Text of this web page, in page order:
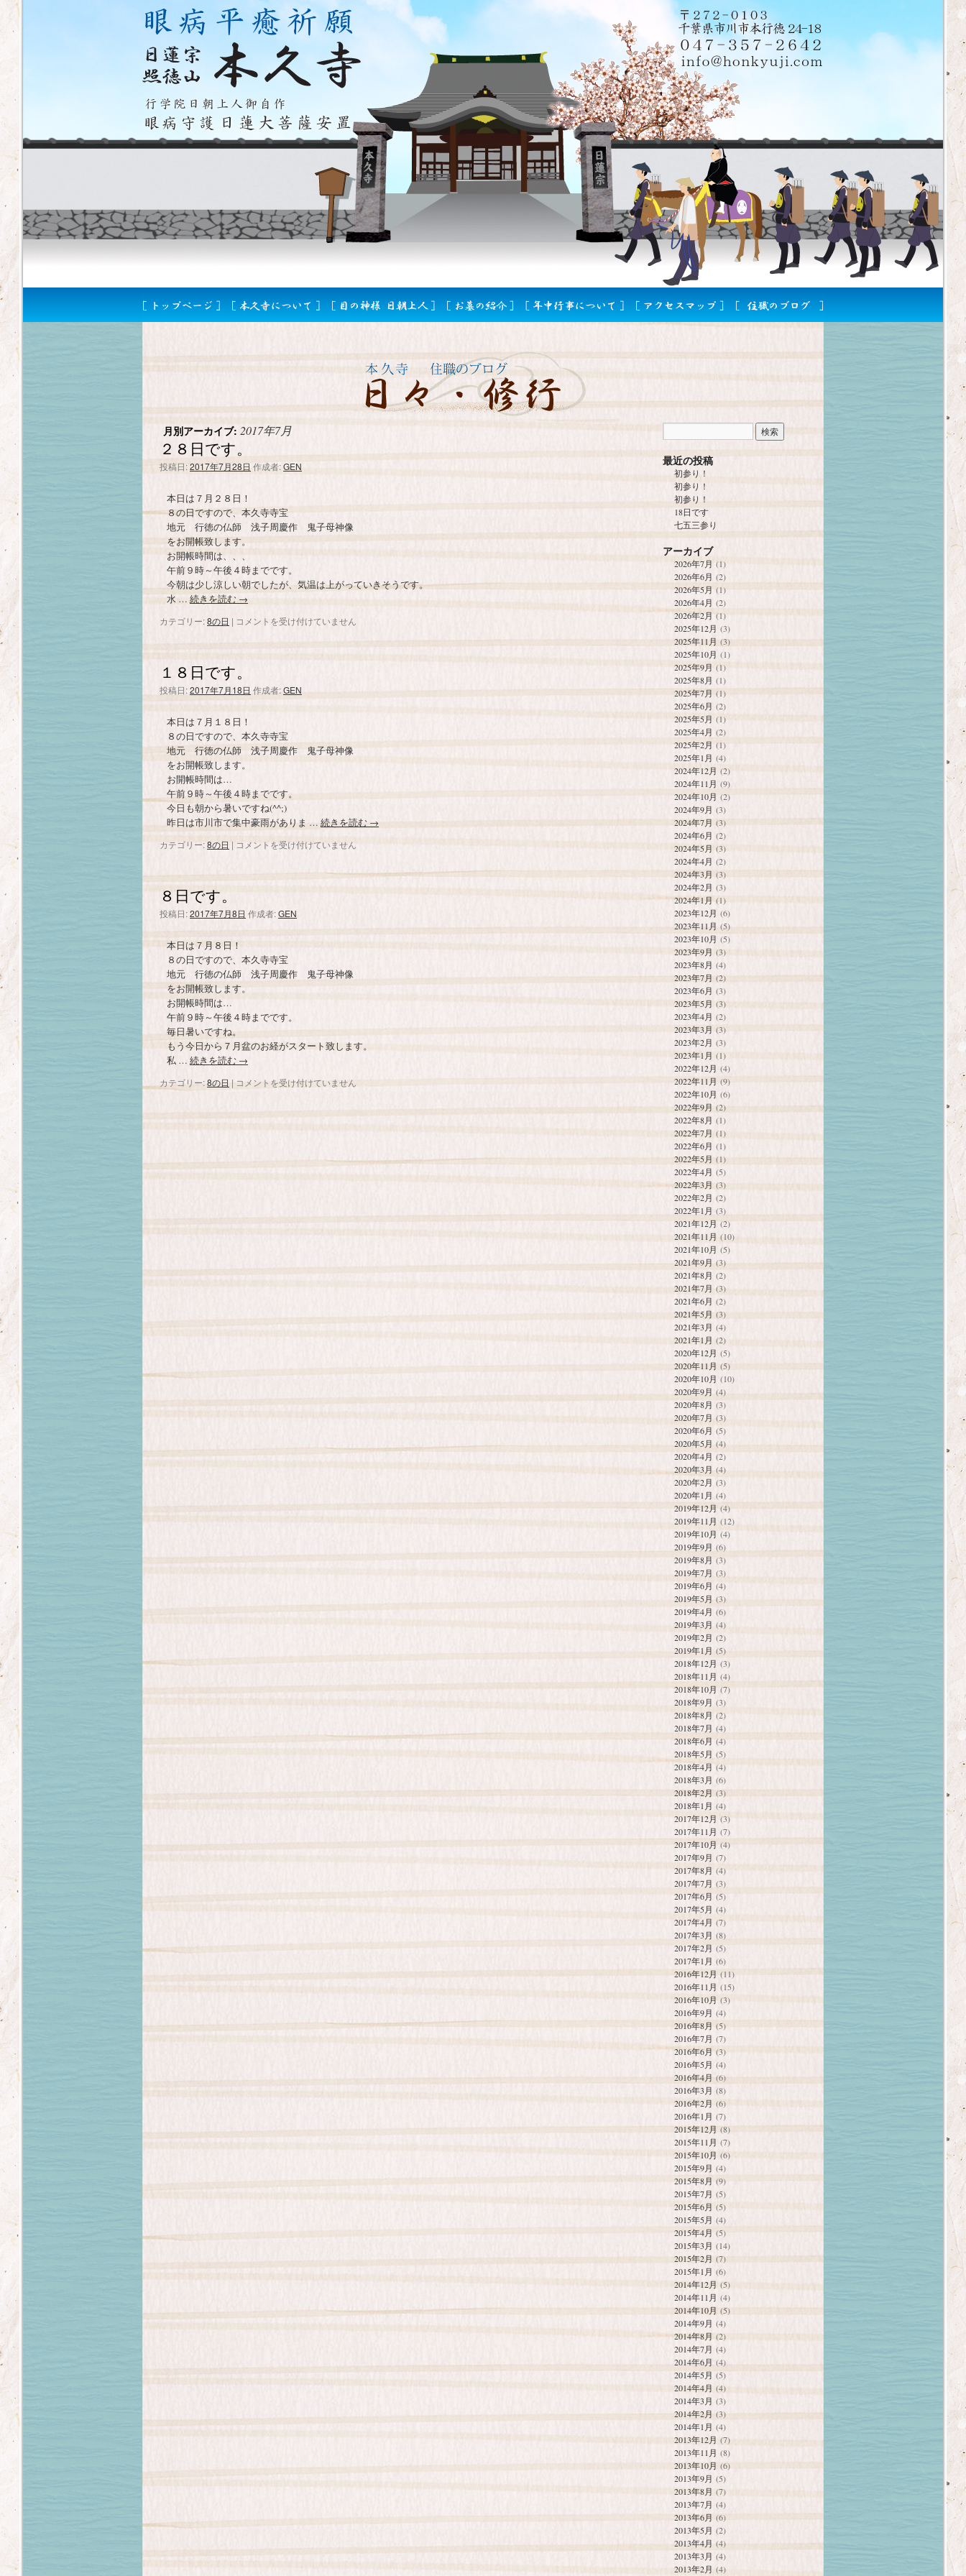
月別アーカイブ: 2017年7月
２８日です。
投稿日:2017年7月28日 作成者:GEN
本日は７月２８日！
８の日ですので、本久寺寺宝
地元 行徳の仏師 浅子周慶作 鬼子母神像
をお開帳致します。
お開帳時間は、、、
午前９時～午後４時までです。
今朝は少し涼しい朝でしたが、気温は上がっていきそうです。
水 … 続きを読む →
カテゴリー:8の日 | ２
は
コメントを受け付けていません
１８日です。
投稿日:2017年7月18日 作成者:GEN
本日は７月１８日！
８の日ですので、本久寺寺宝
地元 行徳の仏師 浅子周慶作 鬼子母神像
をお開帳致します。
お開帳時間は…
午前９時～午後４時までです。
今日も朝から暑いですね(^^;)
昨日は市川市で集中豪雨がありま … 続きを読む →
カテゴリー:8の日 | １
は
コメントを受け付けていません
８日です。
投稿日:2017年7月8日 作成者:GEN
本日は７月８日！
８の日ですので、本久寺寺宝
地元 行徳の仏師 浅子周慶作 鬼子母神像
をお開帳致します。
お開帳時間は…
午前９時～午後４時までです。
毎日暑いですね。
もう今日から７月盆のお経がスタート致します。
私 … 続きを読む →
カテゴリー:8の日 | ８
す。
コメントを受け付けていません
最近の投稿
初参り！
初参り！
初参り！
18日です
七五三参り
アーカイブ
2026年7月 (1)
2026年6月 (2)
2026年5月 (1)
2026年4月 (2)
2026年2月(1)
2025年12月 (3)
2025年11月 (3)
2025年10月 (1)
2025年9月 (1)
2025年8月 (1)
2025年7月 (1)
2025年6月 (2)
2025年5月 (1)
2025年4月 (2)
2025年2月 (1)
2025年1月 (4)
2024年12月 (2)
2024年11月 (9)
2024年10月 (2)
2024年9月 (3)
2024年7月 (3)
2024年6月 (2)
2024年5月 (3)
2024年4月 (2)
2024年3月 (3)
2024年2月 (3)
2024年1月(1)
2023年12月 (6)
2023年11月 (5)
2023年10月 (5)
2023年9月 (3)
2023年8月 (4)
2023年7月(2)
2023年6月 (3)
2023年5月 (3)
2023年4月 (2)
2023年3月 (3)
2023年2月 (3)
2023年1月 (1)
2022年12月 (4)
2022年11月 (9)
2022年10月 (6)
2022年9月 (2)
2022年8月 (1)
2022年7月(1)
2022年6月 (1)
2022年5月 (1)
2022年4月 (5)
2022年3月 (3)
2022年2月 (2)
2022年1月 (3)
2021年12月 (2)
2021年11月 (10)
2021年10月 (5)
2021年9月(3)
2021年8月 (2)
2021年7月 (3)
2021年6月 (2)
2021年5月(3)
2021年3月 (4)
2021年1月 (2)
2020年12月 (5)
2020年11月 (5)
2020年10月 (10)
2020年9月 (4)
2020年8月 (3)
2020年7月 (3)
2020年6月 (5)
2020年5月 (4)
2020年4月 (2)
2020年3月 (4)
2020年2月 (3)
2020年1月 (4)
2019年12月 (4)
2019年11月 (12)
2019年10月 (4)
2019年9月 (6)
2019年8月 (3)
2019年7月 (3)
2019年6月 (4)
2019年5月(3)
2019年4月 (6)
2019年3月 (4)
2019年2月 (2)
2019年1月 (5)
2018年12月 (3)
2018年11月 (4)
2018年10月(7)
2018年9月 (3)
2018年8月 (2)
2018年7月 (4)
2018年6月 (4)
2018年5月 (5)
2018年4月(4)
2018年3月 (6)
2018年2月 (3)
2018年1月 (4)
2017年12月 (3)
2017年11月 (7)
2017年10月 (4)
2017年9月 (7)
2017年8月 (4)
2017年7月 (3)
2017年6月 (5)
2017年5月 (4)
2017年4月 (7)
2017年3月 (8)
2017年2月 (5)
2017年1月 (6)
2016年12月 (11)
2016年11月 (15)
2016年10月 (3)
2016年9月 (4)
2016年8月 (5)
2016年7月 (7)
2016年6月(3)
2016年5月 (4)
2016年4月 (6)
2016年3月 (8)
2016年2月 (6)
2016年1月 (7)
2015年12月 (8)
2015年11月 (7)
2015年10月 (6)
2015年9月 (4)
2015年8月 (9)
2015年7月 (5)
2015年6月 (5)
2015年5月 (4)
2015年4月 (5)
2015年3月 (14)
2015年2月 (7)
2015年1月 (6)
2014年12月 (5)
2014年11月 (4)
2014年10月 (5)
2014年9月 (4)
2014年8月 (2)
2014年7月 (4)
2014年6月 (4)
2014年5月 (5)
2014年4月 (4)
2014年3月 (3)
2014年2月(3)
2014年1月 (4)
2013年12月 (7)
2013年11月 (8)
2013年10月 (6)
2013年9月 (5)
2013年8月 (7)
2013年7月 (4)
2013年6月 (6)
2013年5月 (2)
2013年4月 (4)
2013年3月 (4)
2013年2月(4)